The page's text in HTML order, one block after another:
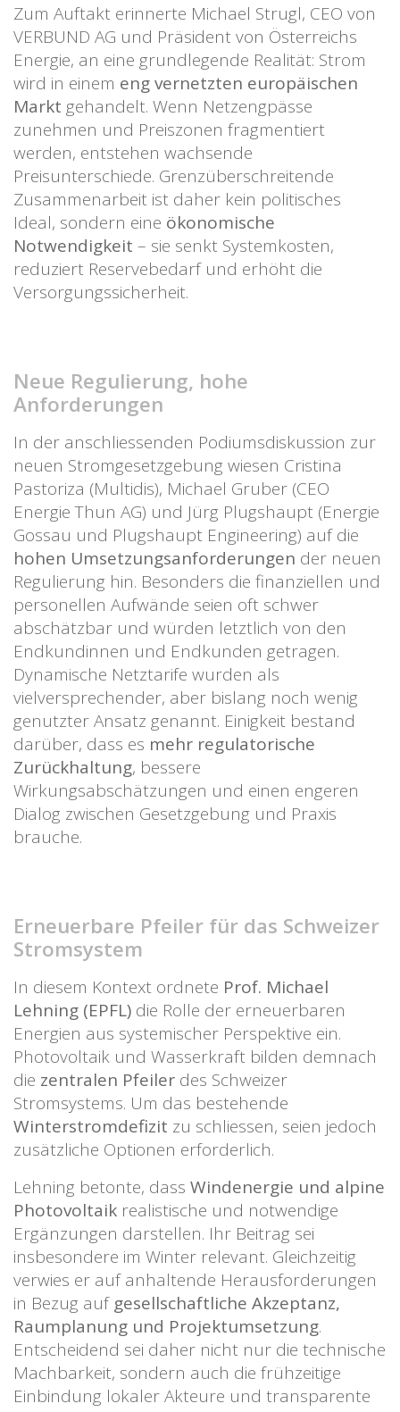
Zum Auftakt erinnerte Michael Strugl, CEO von
VERBUND AG und Präsident von Österreichs
Energie, an eine grundlegende Realität: Strom
wird in einem eng vernetzten europäischen
Markt gehandelt. Wenn Netzengpässe
zunehmen und Preiszonen fragmentiert
werden, entstehen wachsende
Preisunterschiede. Grenzüberschreitende
Zusammenarbeit ist daher kein politisches
Ideal, sondern eine ökonomische
Notwendigkeit – sie senkt Systemkosten,
reduziert Reservebedarf und erhöht die
Versorgungssicherheit.
Neue Regulierung, hohe
Anforderungen
In der anschliessenden Podiumsdiskussion zur
neuen Stromgesetzgebung wiesen Cristina
Pastoriza (Multidis), Michael Gruber (CEO
Energie Thun AG) und Jürg Plugshaupt (Energie
Gossau und Plugshaupt Engineering) auf die
hohen Umsetzungsanforderungen der neuen
Regulierung hin. Besonders die finanziellen und
personellen Aufwände seien oft schwer
abschätzbar und würden letztlich von den
Endkundinnen und Endkunden getragen.
Dynamische Netztarife wurden als
vielversprechender, aber bislang noch wenig
genutzter Ansatz genannt. Einigkeit bestand
darüber, dass es mehr regulatorische
Zurückhaltung, bessere
Wirkungsabschätzungen und einen engeren
Dialog zwischen Gesetzgebung und Praxis
brauche.
Erneuerbare Pfeiler für das Schweizer
Stromsystem
In diesem Kontext ordnete Prof. Michael
Lehning (EPFL) die Rolle der erneuerbaren
Energien aus systemischer Perspektive ein.
Photovoltaik und Wasserkraft bilden demnach
die zentralen Pfeiler des Schweizer
Stromsystems. Um das bestehende
Winterstromdefizit zu schliessen, seien jedoch
zusätzliche Optionen erforderlich.
Lehning betonte, dass Windenergie und alpine
Photovoltaik realistische und notwendige
Ergänzungen darstellen. Ihr Beitrag sei
insbesondere im Winter relevant. Gleichzeitig
verwies er auf anhaltende Herausforderungen
in Bezug auf gesellschaftliche Akzeptanz,
Raumplanung und Projektumsetzung.
Entscheidend sei daher nicht nur die technische
Machbarkeit, sondern auch die frühzeitige
Einbindung lokaler Akteure und transparente